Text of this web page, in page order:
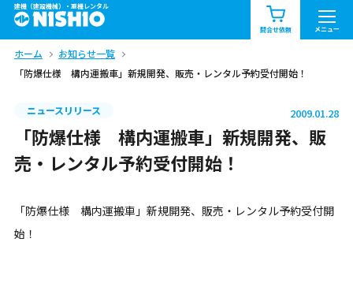
建機（建設機械）・重機レンタル
問合せ依頼 メニュー
商品一覧 お知らせ一覧
問合せ依頼リスト
北海道 東北 関東
中部 関西
九州・沖縄（外部）
ホーム
お知らせ一覧
「防爆仕様 構内運搬車」新規開発、販売・レンタル予約受付開始！
ニュースリリース 2009.01.28
「防爆仕様 構内運搬車」新規開発、販
売・レンタル予約受付開始！
「防爆仕様 構内運搬車」新規開発、販売・レンタル予約受付開
始！